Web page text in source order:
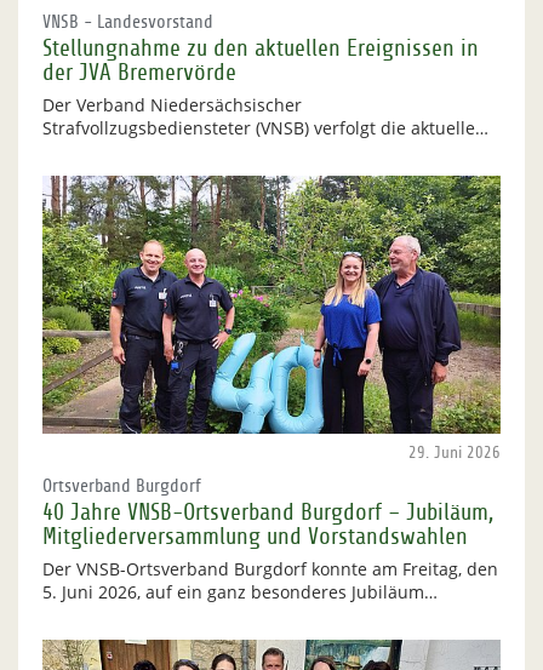
VNSB - Landesvorstand
Stellungnahme zu den aktuellen Ereignissen in
der JVA Bremervörde
Der Verband Niedersächsischer
Strafvollzugsbediensteter (VNSB) verfolgt die aktuelle…
29. Juni 2026
Ortsverband Burgdorf
40 Jahre VNSB-Ortsverband Burgdorf – Jubiläum,
Mitgliederversammlung und Vorstandswahlen
Der VNSB-Ortsverband Burgdorf konnte am Freitag, den
5. Juni 2026, auf ein ganz besonderes Jubiläum…